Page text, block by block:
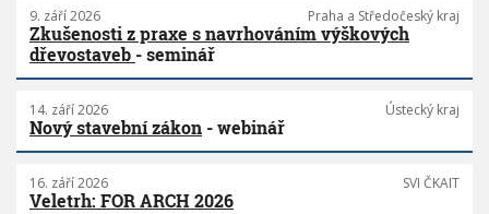
9. září 2026 Praha a Středočeský kraj
Zkušenosti z praxe s navrhováním výškových
dřevostaveb - seminář
14. září 2026 Ústecký kraj
Nový stavební zákon - webinář
16. září 2026 SVI ČKAIT
Veletrh: FOR ARCH 2026